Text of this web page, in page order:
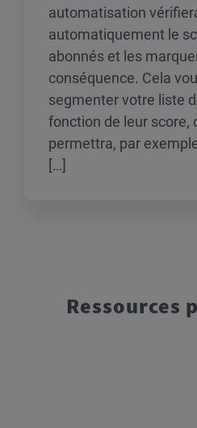
automatisation
automatiquement le
abonnés et les
conséquence. Cela
segmenter votre liste
fonction de leur score,
permettra, par
[…]
Ressources